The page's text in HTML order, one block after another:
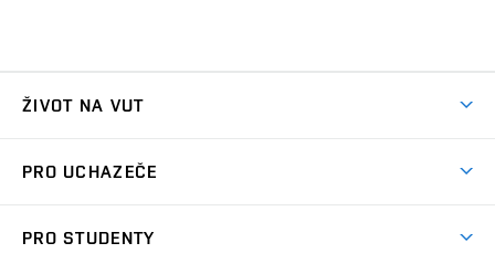
ŽIVOT NA VUT
Koleje
PRO UCHAZEČE
PRO STUDENTY